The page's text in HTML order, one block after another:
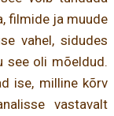
filmide ja muude
vahel, sidudes
see oli mõeldud.
ise, milline kõrv
vastavalt